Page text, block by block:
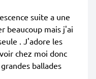
suite a une
beaucoup mais j'ai
. J'adore les
chez moi donc
ballades